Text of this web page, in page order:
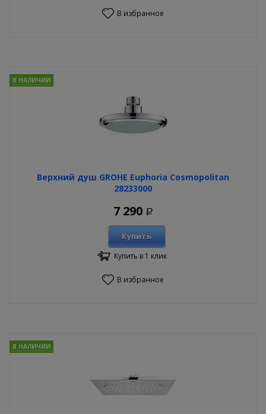
В избранное
Верхний душ GROHE Euphoria Cosmopolitan
28233000
В НАЛИЧИИ
7 290 Р
Купить
Купить в 1 клик
В избранное
В НАЛИЧИИ